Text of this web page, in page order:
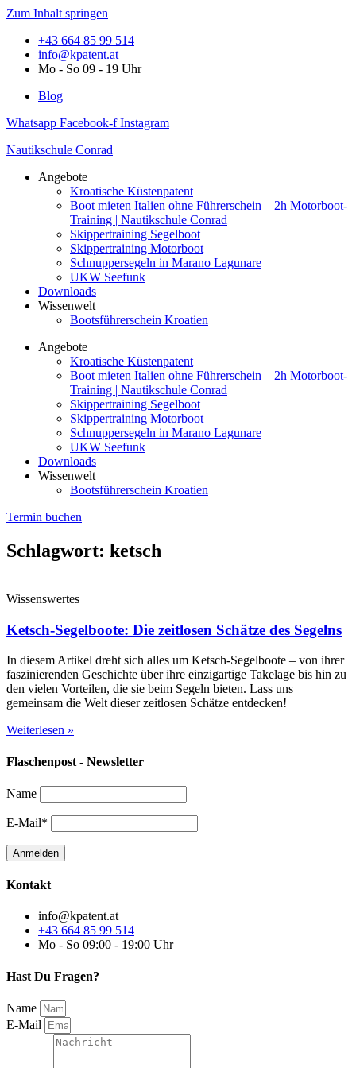
Zum Inhalt springen
+43 664 85 99 514
info@kpatent.at
Mo - So 09 - 19 Uhr
Blog
Whatsapp Facebook-f Instagram
Nautikschule Conrad
Angebote
Kroatische Küstenpatent
Boot mieten Italien ohne Führerschein – 2h Motorboot-
Training | Nautikschule Conrad
Skippertraining Segelboot
Skippertraining Motorboot
Schnuppersegeln in Marano Lagunare
UKW Seefunk
Downloads
Wissenwelt
Bootsführerschein Kroatien
Angebote
Kroatische Küstenpatent
Boot mieten Italien ohne Führerschein – 2h Motorboot-
Training | Nautikschule Conrad
Skippertraining Segelboot
Skippertraining Motorboot
Schnuppersegeln in Marano Lagunare
UKW Seefunk
Downloads
Wissenwelt
Bootsführerschein Kroatien
Termin buchen
Schlagwort: ketsch
Wissenswertes
Ketsch-Segelboote: Die zeitlosen Schätze des Segelns
In diesem Artikel dreht sich alles um Ketsch-Segelboote – von ihrer
faszinierenden Geschichte über ihre einzigartige Takelage bis hin zu
den vielen Vorteilen, die sie beim Segeln bieten. Lass uns
gemeinsam die Welt dieser zeitlosen Schätze entdecken!
Weiterlesen »
Flaschenpost - Newsletter
Name
E-Mail*
Kontakt
info@kpatent.at
+43 664 85 99 514
Mo - So 09:00 - 19:00 Uhr
Hast Du Fragen?
Name
E-Mail